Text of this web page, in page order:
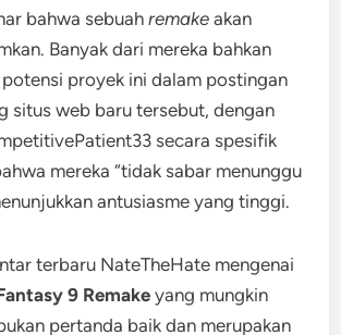
bahwa sebuahremake akan
Banyak dari mereka bahkan
proyek ini dalam postingan
situs web baru tersebut, dengan
secara spesifik
mereka “tidak sabar menunggu
antusiasme yang tinggi.
terbaru NateTheHate mengenai
9 Remake yang mungkin
pertanda baik dan merupakan